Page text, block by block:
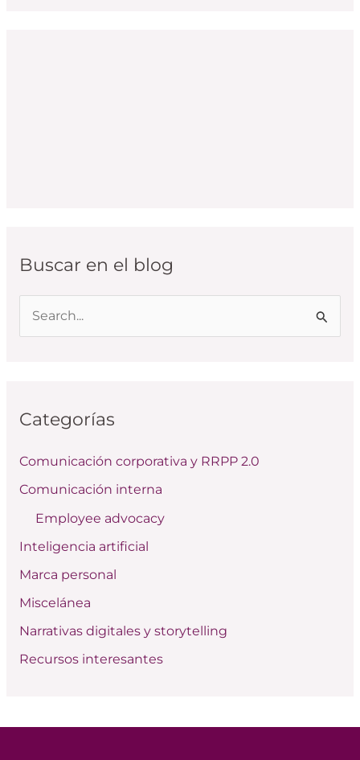
Buscar en el blog
a
p
o
:
Categorías
Comunicación corporativa y RRPP 2.0
Comunicación interna
Employee advocacy
Inteligencia artificial
Marca personal
Miscelánea
Narrativas digitales y storytelling
Recursos interesantes